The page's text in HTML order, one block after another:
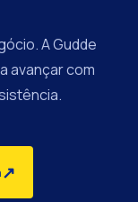
A Gudde
avançar com
↗